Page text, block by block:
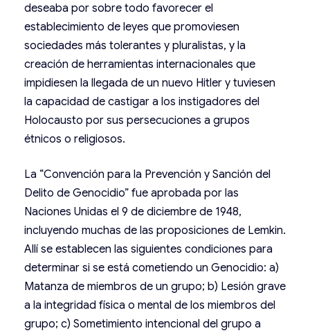
deseaba por sobre todo favorecer el
establecimiento de leyes que promoviesen
sociedades más tolerantes y pluralistas, y la
creación de herramientas internacionales que
impidiesen la llegada de un nuevo Hitler y tuviesen
la capacidad de castigar a los instigadores del
Holocausto por sus persecuciones a grupos
étnicos o religiosos.
La “Convención para la Prevención y Sanción del
Delito de Genocidio” fue aprobada por las
Naciones Unidas el 9 de diciembre de 1948,
incluyendo muchas de las proposiciones de Lemkin.
Allí se establecen las siguientes condiciones para
determinar si se está cometiendo un Genocidio: a)
Matanza de miembros de un grupo; b) Lesión grave
a la integridad física o mental de los miembros del
grupo; c) Sometimiento intencional del grupo a